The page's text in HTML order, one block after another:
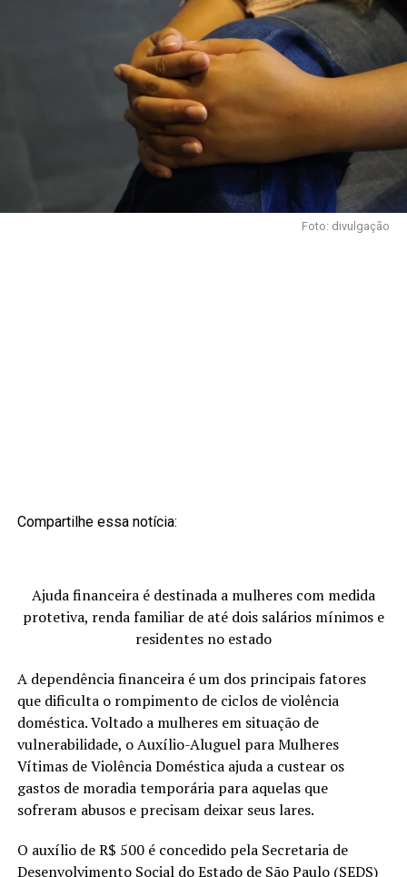
Foto: divulgação
Compartilhe essa notícia:
Ajuda financeira é destinada a mulheres com medida
protetiva, renda familiar de até dois salários mínimos e
residentes no estado
A dependência financeira é um dos principais fatores
que dificulta o rompimento de ciclos de violência
doméstica. Voltado a mulheres em situação de
vulnerabilidade, o Auxílio-Aluguel para Mulheres
Vítimas de Violência Doméstica ajuda a custear os
gastos de moradia temporária para aquelas que
sofreram abusos e precisam deixar seus lares.
O auxílio de R$ 500 é concedido pela Secretaria de
Desenvolvimento Social do Estado de São Paulo (SEDS)